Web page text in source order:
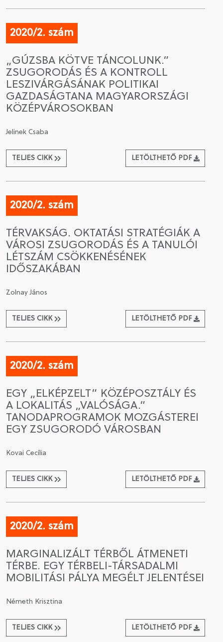
2020/2. szám
„GÚZSBA KÖTVE TÁNCOLUNK.”
ZSUGORODÁS ÉS A KONTROLL
LESZIVÁRGÁSÁNAK POLITIKAI
GAZDASÁGTANA MAGYARORSZÁGI
KÖZÉPVÁROSOKBAN
Jelinek Csaba
TELJES CIKK LETÖLTHETŐ PDF
2020/2. szám
TÉRVAKSÁG. OKTATÁSI STRATÉGIÁK A
VÁROSI ZSUGORODÁS ÉS A TANULÓI
LÉTSZÁM CSÖKKENÉSÉNEK
IDŐSZAKÁBAN
Zolnay János
TELJES CIKK LETÖLTHETŐ PDF
2020/2. szám
EGY „ELKÉPZELT” KÖZÉPOSZTÁLY ÉS
A LOKALITÁS „VALÓSÁGA.”
TANODAPROGRAMOK MOZGÁSTEREI
EGY ZSUGORODÓ VÁROSBAN
Kovai Cecília
TELJES CIKK LETÖLTHETŐ PDF
2020/2. szám
MARGINALIZÁLT TÉRBŐL ÁTMENETI
TÉRBE. EGY TÉRBELI-TÁRSADALMI
MOBILITÁSI PÁLYA MEGÉLT JELENTÉSEI
Németh Krisztina
TELJES CIKK LETÖLTHETŐ PDF